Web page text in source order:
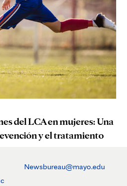
del LCA en mujeres: Una
y el tratamiento
Newsbureau@mayo.edu